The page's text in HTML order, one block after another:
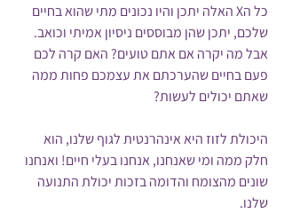
כל הX האלה יתכן והיו נכונים מתי שהוא בחיים
שלכם, יתכן שהן מבוססים ניסיון אמיתי וכואב.
אבל מה יקרה אם אתם טועים? האם קרה לכם
פעם בחיים שהערכתם את עצמכם פחות ממה
שאתם יכולים לעשות?
היכולת לזוז היא אינהרנטית לגוף שלנו, הוא
חלק ממה ומי שאנחנו, אנחנו בעלי חיים! ואנחנו
שונים מהצומח והדומה בזכות יכולת התנועה
שלנו.